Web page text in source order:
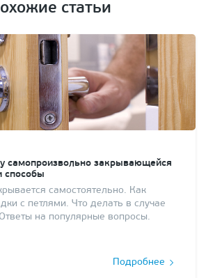
статьи
самопроизвольно закрывающейся
способы
самостоятельно. Как
с петлями. Что делать в случае
на популярные вопросы.
Подробнее